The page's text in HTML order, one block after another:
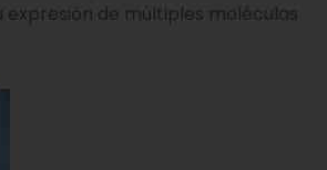
de múltiples moléculas